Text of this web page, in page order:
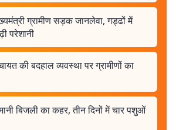
ग्रामीण सड़क जानलेवा, गड्ढों में
परेशानी
की बदहाल व्यवस्था पर ग्रामीणों का
बिजली का कहर, तीन दिनों में चार पशुओं